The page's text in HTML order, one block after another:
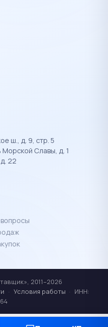
ш., д. 9, стр. 5
Славы, д. 1
22
2011–2026
· Условия работы · ИНН: